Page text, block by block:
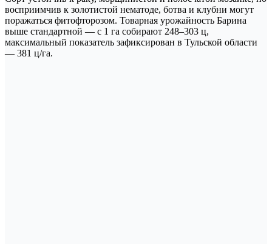
восприимчив к золотистой нематоде, ботва и клубни могут
поражаться фитофторозом. Товарная урожайность Барина
выше стандартной — с 1 га собирают 248–303 ц,
максимальный показатель зафиксирован в Тульской области
— 381 ц/га.